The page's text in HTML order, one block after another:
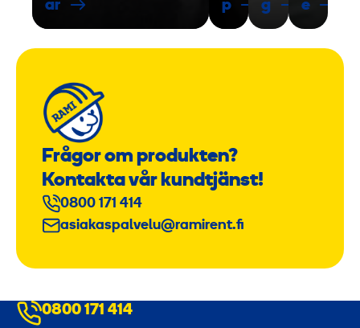
ar
p
g
e
Frågor om produkten?
Kontakta vår kundtjänst!
0800 171 414
asiakaspalvelu@ramirent.fi
0800 171 414